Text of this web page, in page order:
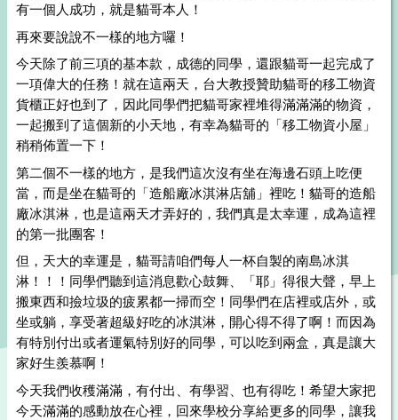
有一個人成功，就是貓哥本人！
再來要說說不一樣的地方囉！
今天除了前三項的基本款，成德的同學，還跟貓哥一起完成了
一項偉大的任務！就在這兩天，台大教授贊助貓哥的移工物資
貨櫃正好也到了，因此同學們把貓哥家裡堆得滿滿滿的物資，
一起搬到了這個新的小天地，有幸為貓哥的「移工物資小屋」
稍稍佈置一下！
第二個不一樣的地方，是我們這次沒有坐在海邊石頭上吃便
當，而是坐在貓哥的「造船廠冰淇淋店舖」裡吃！貓哥的造船
廠冰淇淋，也是這兩天才弄好的，我們真是太幸運，成為這裡
的第一批團客！
但，天大的幸運是，貓哥請咱們每人一杯自製的南島冰淇
淋！！！同學們聽到這消息歡心鼓舞、「耶」得很大聲，早上
搬東西和撿垃圾的疲累都一掃而空！同學們在店裡或店外，或
坐或躺，享受著超級好吃的冰淇淋，開心得不得了啊！而因為
有特別付出或者運氣特別好的同學，可以吃到兩盒，真是讓大
家好生羨慕啊！
今天我們收穫滿滿，有付出、有學習、也有得吃！希望大家把
今天滿滿的感動放在心裡，回來學校分享給更多的同學，讓我